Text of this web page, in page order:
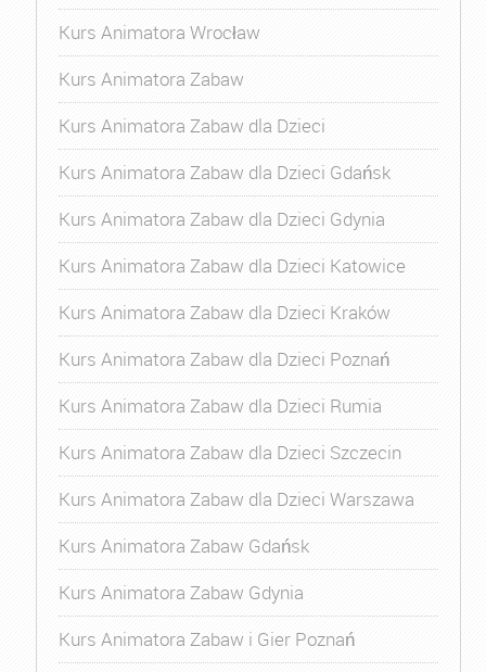
Kurs Animatora Wrocław
Kurs Animatora Zabaw
Kurs Animatora Zabaw dla Dzieci
Kurs Animatora Zabaw dla Dzieci Gdańsk
Kurs Animatora Zabaw dla Dzieci Gdynia
Kurs Animatora Zabaw dla Dzieci Katowice
Kurs Animatora Zabaw dla Dzieci Kraków
Kurs Animatora Zabaw dla Dzieci Poznań
Kurs Animatora Zabaw dla Dzieci Rumia
Kurs Animatora Zabaw dla Dzieci Szczecin
Kurs Animatora Zabaw dla Dzieci Warszawa
Kurs Animatora Zabaw Gdańsk
Kurs Animatora Zabaw Gdynia
Kurs Animatora Zabaw i Gier Poznań